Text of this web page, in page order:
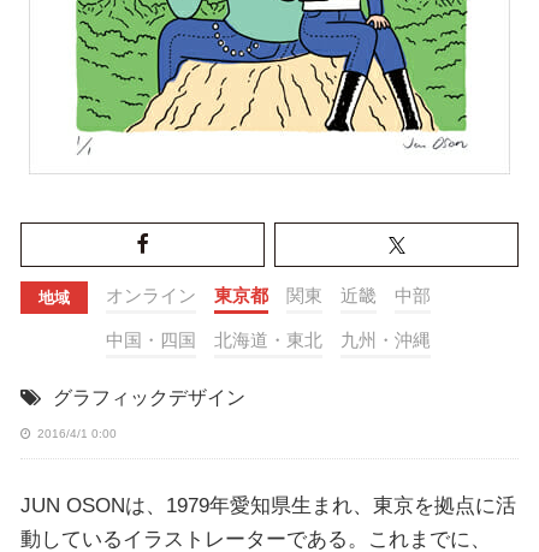
地域 オンライン 東京都 関東 近畿 中部
中国・四国 北海道・東北 九州・沖縄
グラフィックデザイン
2016/4/1 0:00
JUN OSONは、1979年愛知県生まれ、東京を拠点に活
動しているイラストレーターである。これまでに、